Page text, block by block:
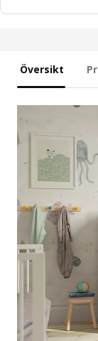
Översikt